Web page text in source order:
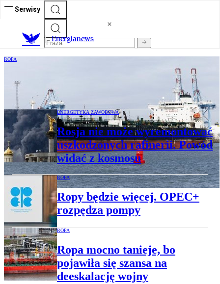
Serwisy
Energianews
ROPA
Rosja znalazła nowy szlak dla ropy. Flota
cieni rusza przez Arktykę
ENERGETYKA ZAWODOWA
Rosja nie może wyremontować
uszkodzonych rafinerii. Powód
widać z kosmosu
ROPA
Ropy będzie więcej. OPEC+
rozpędza pompy
ROPA
Ropa mocno tanieje, bo
pojawiła się szansa na
deeskalację wojny